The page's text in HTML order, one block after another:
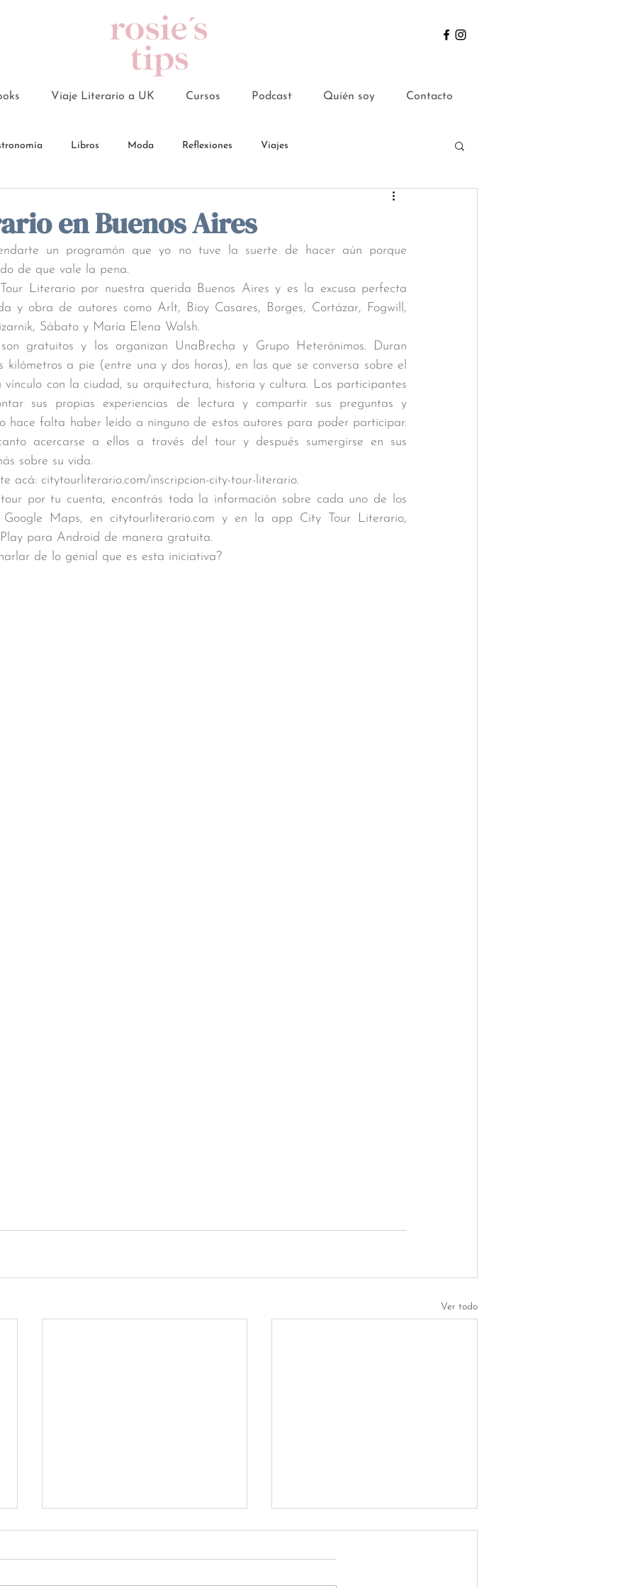
Viaje Literario a UK Cursos Podcast Quién soy Contacto
Libros Moda Reflexiones Viajes
en Buenos Aires
un programón que yo no tuve la suerte de hacer aún porque
de que vale la pena.
Literario por nuestra querida Buenos Aires y es la excusa perfecta
y obra de autores como Arlt, Bioy Casares, Borges, Cortázar, Fogwill,
Sábato y María Elena Walsh.
son gratuitos y los organizan UnaBrecha y Grupo Heterónimos. Duran
kilómetros a pie (entre una y dos horas), en las que se conversa sobre el
vínculo con la ciudad, su arquitectura, historia y cultura. Los participantes
sus propias experiencias de lectura y compartir sus preguntas y
hace falta haber leído a ninguno de estos autores para poder participar.
acercarse a ellos a través del tour y después sumergirse en sus
sobre su vida.
acá: citytourliterario.com/inscripcion-city-tour-literario.
por tu cuenta, encontrás toda la información sobre cada uno de los
Google Maps, en citytourliterario.com y en la app City Tour Literario,
para Android de manera gratuita.
de lo genial que es esta iniciativa?
Ver todo